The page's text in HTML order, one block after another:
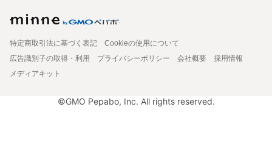
特定商取引法に基づく表記
Cookieの使用について
広告識別子の取得・利用
プライバシーポリシー 会社概要
採用情報
メディアキット
©GMO Pepabo, Inc. All rights reserved.